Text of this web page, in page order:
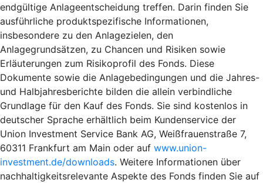
endgültige Anlageentscheidung treffen. Darin finden Sie
ausführliche produktspezifische Informationen,
insbesondere zu den Anlagezielen, den
Anlagegrundsätzen, zu Chancen und Risiken sowie
Erläuterungen zum Risikoprofil des Fonds. Diese
Dokumente sowie die Anlagebedingungen und die Jahres-
und Halbjahresberichte bilden die allein verbindliche
Grundlage für den Kauf des Fonds. Sie sind kostenlos in
deutscher Sprache erhältlich beim Kundenservice der
Union Investment Service Bank AG, Weißfrauenstraße 7,
60311 Frankfurt am Main oder auf www.union-
investment.de/downloads. Weitere Informationen über
nachhaltigkeitsrelevante Aspekte des Fonds finden Sie auf